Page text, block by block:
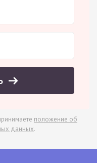
положение об
данных.